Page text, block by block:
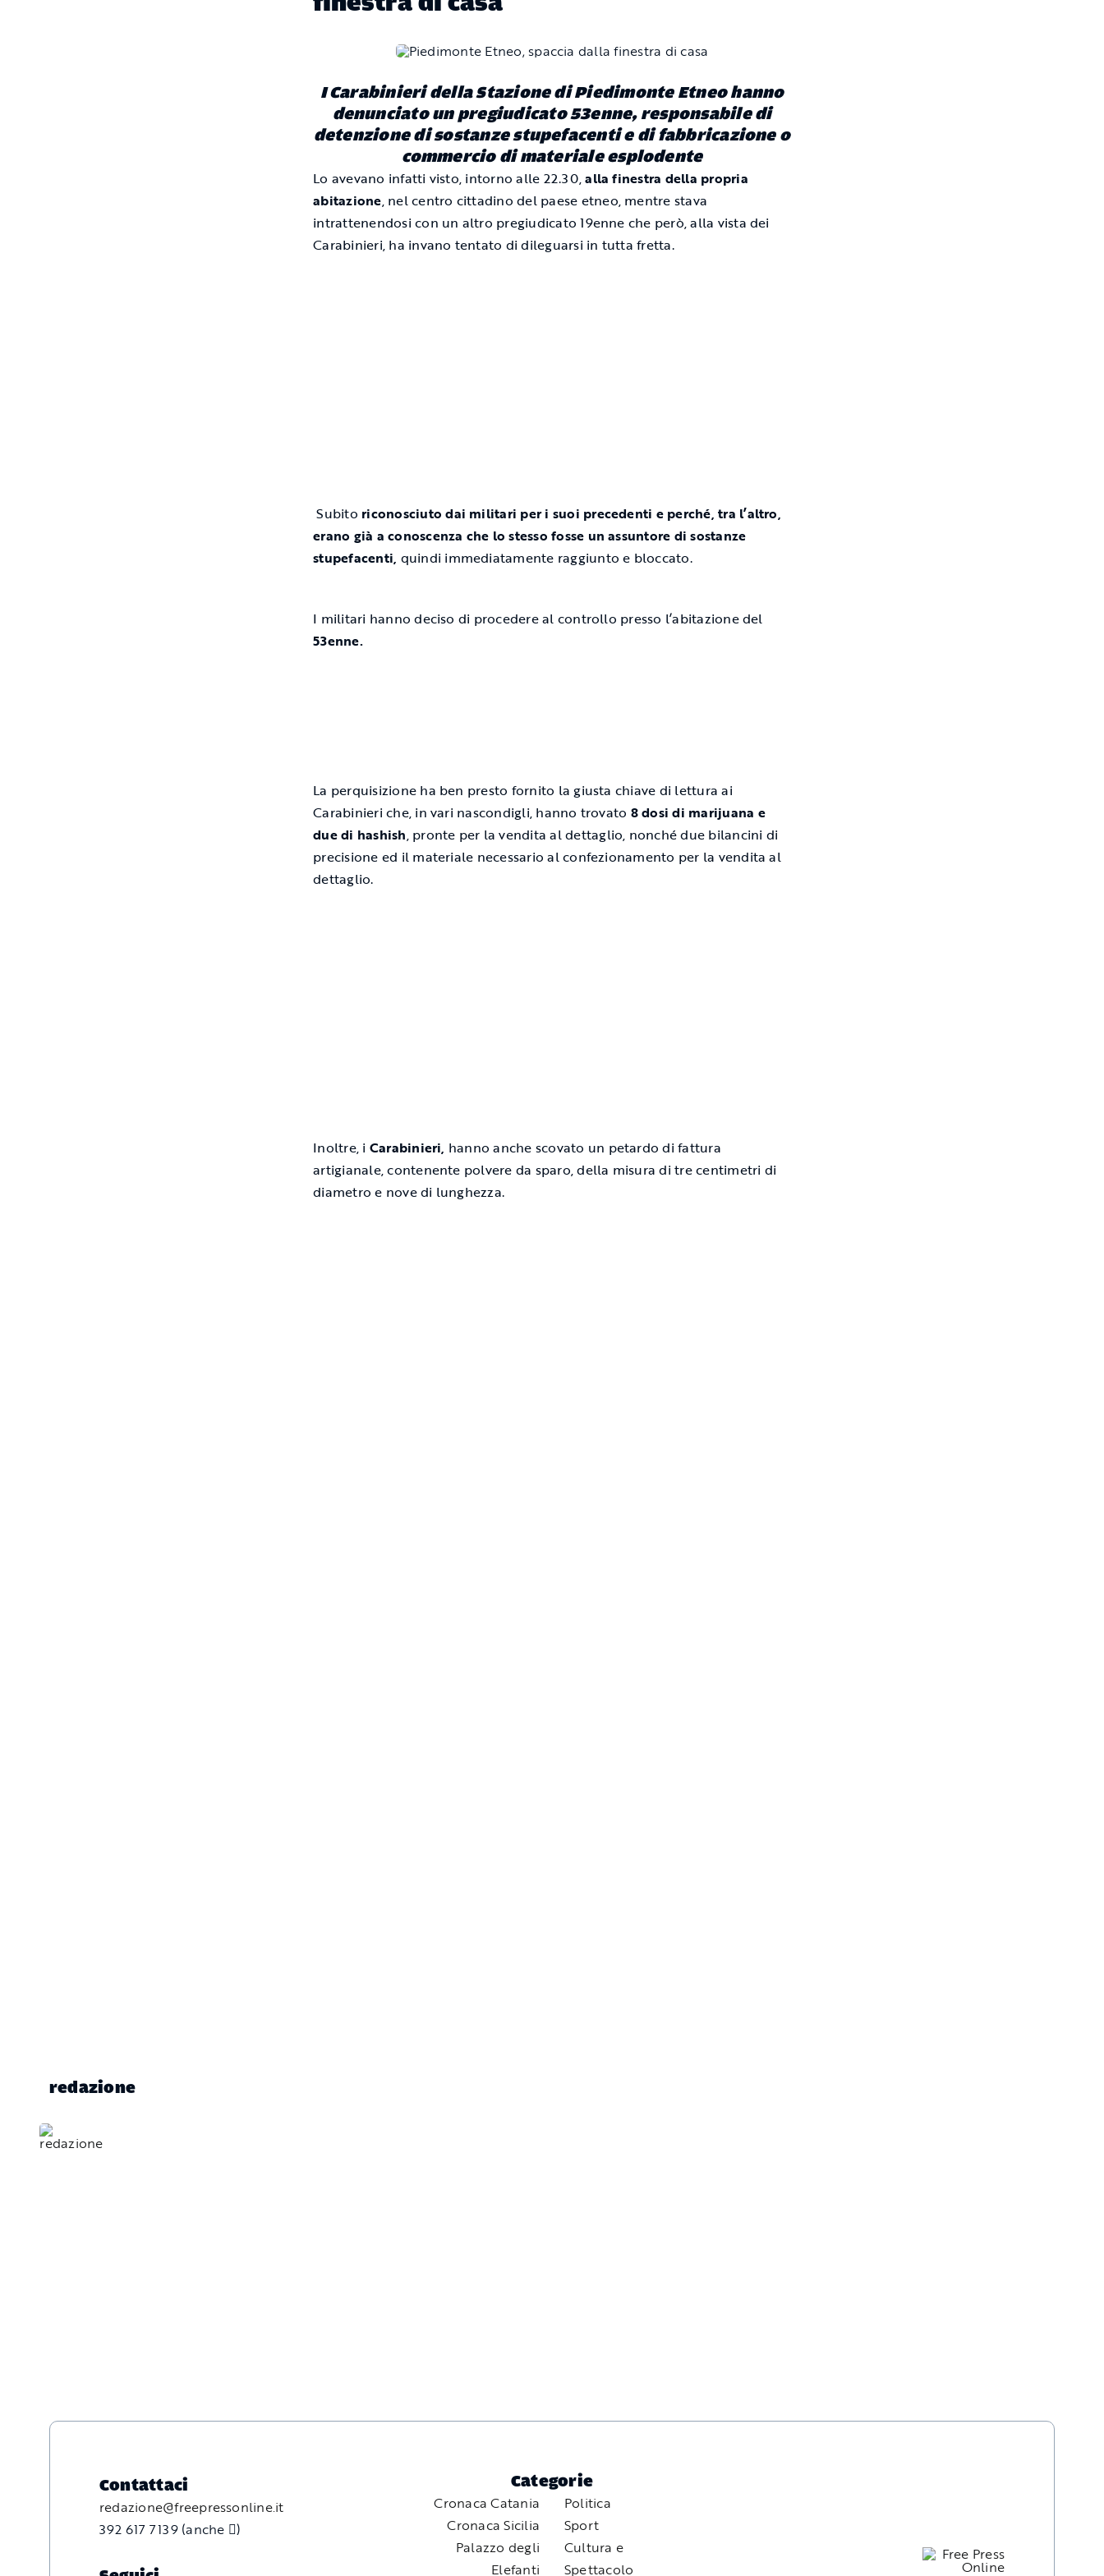
I Carabinieri della Stazione di Piedimonte Etneo hanno
denunciato un pregiudicato 53enne, responsabile di
detenzione di sostanze stupefacenti e di fabbricazione o
commercio di materiale esplodente
Lo avevano infatti visto, intorno alle 22.30,alla finestra della propria
abitazione, nel centro cittadino del paese etneo, mentre stava
intrattenendosi con un altro pregiudicato 19enne che però, alla vista dei
Carabinieri, ha invano tentato di dileguarsi in tutta fretta.
Subito riconosciuto dai militari per i suoi precedenti e perché, tra l’altro,
erano già a conoscenza che lo stesso fosse un assuntore di sostanze
stupefacenti, quindi immediatamente raggiunto e bloccato.
I militari hanno deciso di procedere al controllo presso l’abitazione del
53enne.
La perquisizione ha ben presto fornito la giusta chiave di lettura ai
Carabinieri che, in vari nascondigli, hanno trovato 8 dosi di marijuana e
due di hashish, pronte per la vendita al dettaglio, nonché due bilancini di
precisione ed il materiale necessario al confezionamento per la vendita al
dettaglio.
Inoltre, i Carabinieri, hanno anche scovato un petardo di fattura
artigianale, contenente polvere da sparo, della misura di tre centimetri di
diametro e nove di lunghezza.
redazione
Contattaci
redazione@freepressonline.it
392 617 7139 (anche
)
Categorie
Cronaca Catania
Cronaca Sicilia
Palazzo degli
Elefanti
Politica
Sport
Cultura e
Spettacolo